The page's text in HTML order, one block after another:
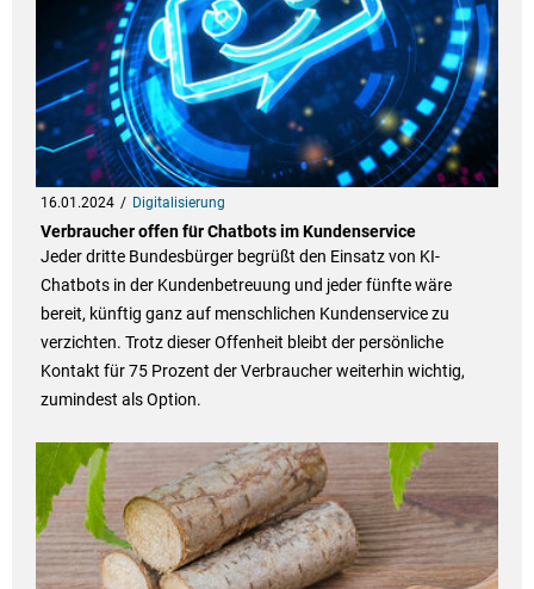
16.01.2024 Digitalisierung
Verbraucher offen für Chatbots im Kundenservice
Jeder dritte Bundesbürger begrüßt den Einsatz von KI-
Chatbots in der Kundenbetreuung und jeder fünfte wäre
bereit, künftig ganz auf menschlichen Kundenservice zu
verzichten. Trotz dieser Offenheit bleibt der persönliche
Kontakt für 75 Prozent der Verbraucher weiterhin wichtig,
zumindest als Option.